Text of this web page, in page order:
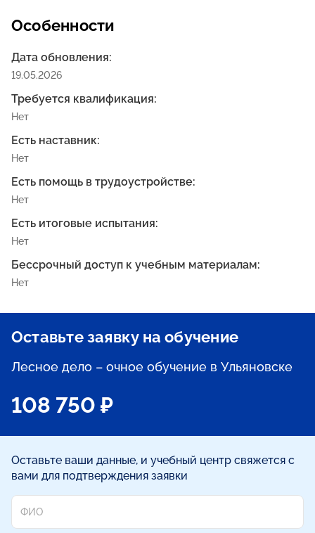
Особенности
Дата обновления:
19.05.2026
Требуется квалификация:
Нет
Есть наставник:
Нет
Есть помощь в трудоустройстве:
Нет
Есть итоговые испытания:
Нет
Бессрочный доступ к учебным материалам:
Нет
Оставьте заявку на обучение
Лесное дело – очное обучение в Ульяновске
108 750 ₽
Оставьте ваши данные, и учебный центр свяжется с
вами для подтверждения заявки